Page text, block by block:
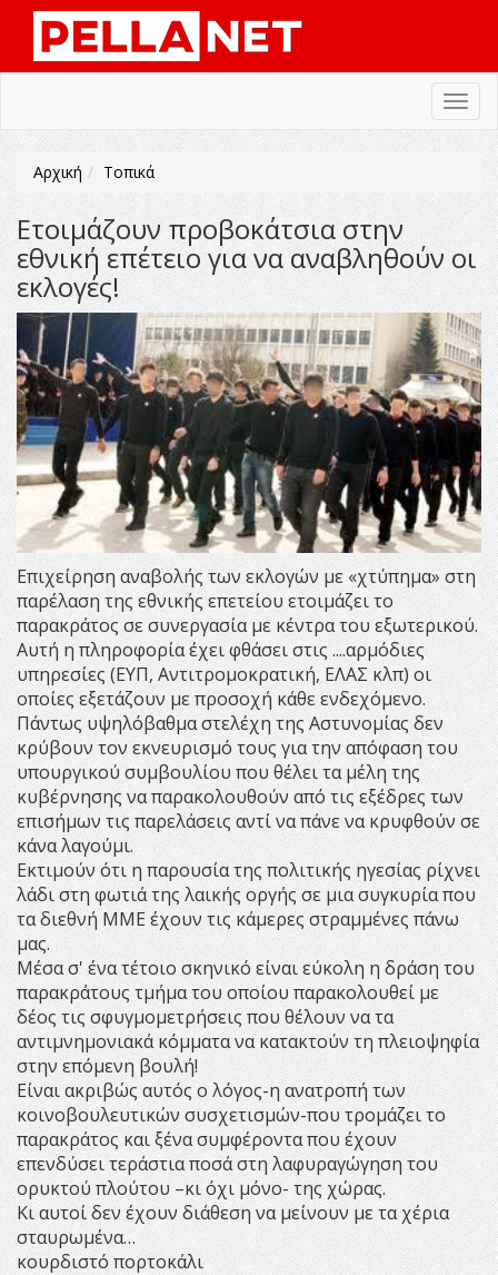
Αρχική Τοπικά
Ετοιμάζουν προβοκάτσια στην
εθνική επέτειο για να αναβληθούν οι
εκλογές!
Επιχείρηση αναβολής των εκλογών με «χτύπημα» στη
παρέλαση της εθνικής επετείου ετοιμάζει το
παρακράτος σε συνεργασία με κέντρα του εξωτερικού.
Αυτή η πληροφορία έχει φθάσει στις ....αρμόδιες
υπηρεσίες (ΕΥΠ, Αντιτρομοκρατική, ΕΛΑΣ κλπ) οι
οποίες εξετάζουν με προσοχή κάθε ενδεχόμενο.
Πάντως υψηλόβαθμα στελέχη της Αστυνομίας δεν
κρύβουν τον εκνευρισμό τους για την απόφαση του
υπουργικού συμβουλίου που θέλει τα μέλη της
κυβέρνησης να παρακολουθούν από τις εξέδρες των
επισήμων τις παρελάσεις αντί να πάνε να κρυφθούν σε
κάνα λαγούμι.
Εκτιμούν ότι η παρουσία της πολιτικής ηγεσίας ρίχνει
λάδι στη φωτιά της λαικής οργής σε μια συγκυρία που
τα διεθνή ΜΜΕ έχουν τις κάμερες στραμμένες πάνω
μας.
Μέσα σ' ένα τέτοιο σκηνικό είναι εύκολη η δράση του
παρακράτους τμήμα του οποίου παρακολουθεί με
δέος τις σφυγμομετρήσεις που θέλουν να τα
αντιμνημονιακά κόμματα να κατακτούν τη πλειοψηφία
στην επόμενη βουλή!
Είναι ακριβώς αυτός ο λόγος-η ανατροπή των
κοινοβουλευτικών συσχετισμών-που τρομάζει το
παρακράτος και ξένα συμφέροντα που έχουν
επενδύσει τεράστια ποσά στη λαφυραγώγηση του
ορυκτού πλούτου –κι όχι μόνο- της χώρας.
Κι αυτοί δεν έχουν διάθεση να μείνουν με τα χέρια
σταυρωμένα…
κουρδιστό πορτοκάλι